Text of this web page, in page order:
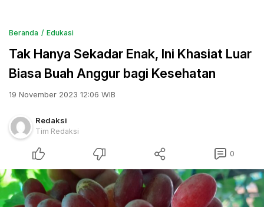
Beranda Edukasi
Tak Hanya Sekadar Enak, Ini Khasiat Luar
Biasa Buah Anggur bagi Kesehatan
19 November 2023 12:06 WIB
Redaksi
Tim Redaksi
0